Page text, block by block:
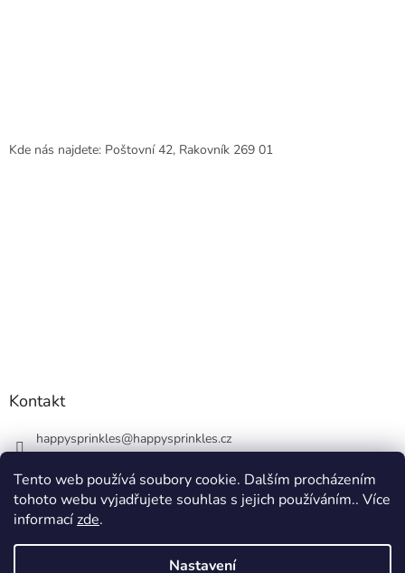
Tento web používá soubory cookie. Dalším procházením
tohoto webu vyjadřujete souhlas s jejich používáním.. Více
informacízde.
Nastavení
Kde nás najdete: Poštovní 42, Rakovník 269 01
Kontakt
happysprinkles@happysprinkles.cz